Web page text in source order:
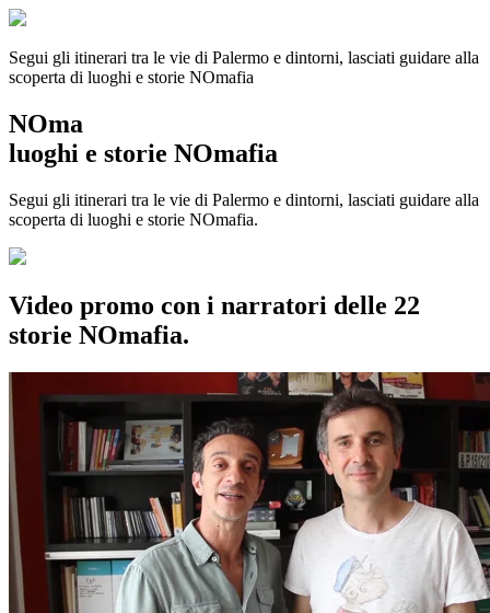
Segui gli itinerari tra le vie di Palermo e dintorni, lasciati guidare alla
scoperta di luoghi e storie NOmafia
NOma
luoghi e storie NOmafia
Segui gli itinerari tra le vie di Palermo e dintorni, lasciati guidare alla
scoperta di luoghi e storie NOmafia.
Video promo con i narratori delle 22
storie NOmafia.